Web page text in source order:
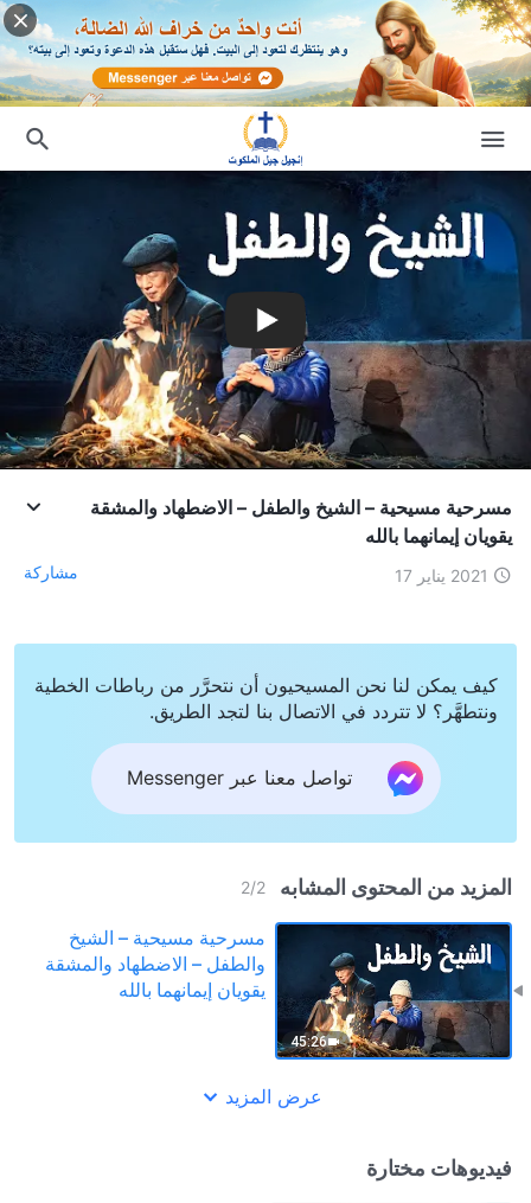
مسرحية مسيحية – الشيخ والطفل – الاضطهاد والمشقة
يقويان إيمانهما بالله
2021 يناير 17 مشاركة
كيف يمكن لنا نحن المسيحيون أن نتحرَّر من رباطات الخطية
ونتطهَّر؟ لا تتردد في الاتصال بنا لتجد الطريق.
تواصل معنا عبر Messenger
المزيد من المحتوى المشابه 2/2
45:26
مسرحية مسيحية – الشيخ
والطفل – الاضطهاد والمشقة
يقويان إيمانهما بالله
عرض المزيد
فيديوهات مختارة